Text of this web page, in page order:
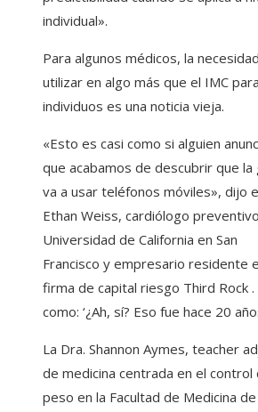
individual».
Para algunos médicos, la
utilizar en algo más que el IMC
individuos es una noticia vieja.
«Esto es casi como si alguien
que acabamos de descubrir que la
va a usar teléfonos móviles», dijo
Ethan Weiss, cardiólogo
Universidad de California en San
Francisco y empresario residente
firma de capital riesgo Third Rock .
como: ‘¿Ah, sí? Eso fue hace 20
La Dra. Shannon Aymes, teacher
de medicina centrada en el control
peso en la Facultad de Medicina de